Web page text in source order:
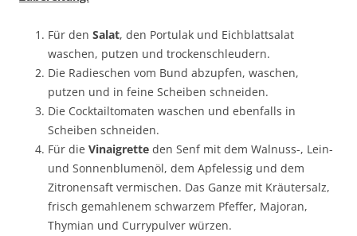
Für den Salat, den Portulak und Eichblattsalat
waschen, putzen und trockenschleudern.
Die Radieschen vom Bund abzupfen, waschen,
putzen und in feine Scheiben schneiden.
Die Cocktailtomaten waschen und ebenfalls in
Scheiben schneiden.
Für die Vinaigrette den Senf mit dem Walnuss-, Lein-
und Sonnenblumenöl, dem Apfelessig und dem
Zitronensaft vermischen. Das Ganze mit Kräutersalz,
frisch gemahlenem schwarzem Pfeffer, Majoran,
Thymian und Currypulver würzen.